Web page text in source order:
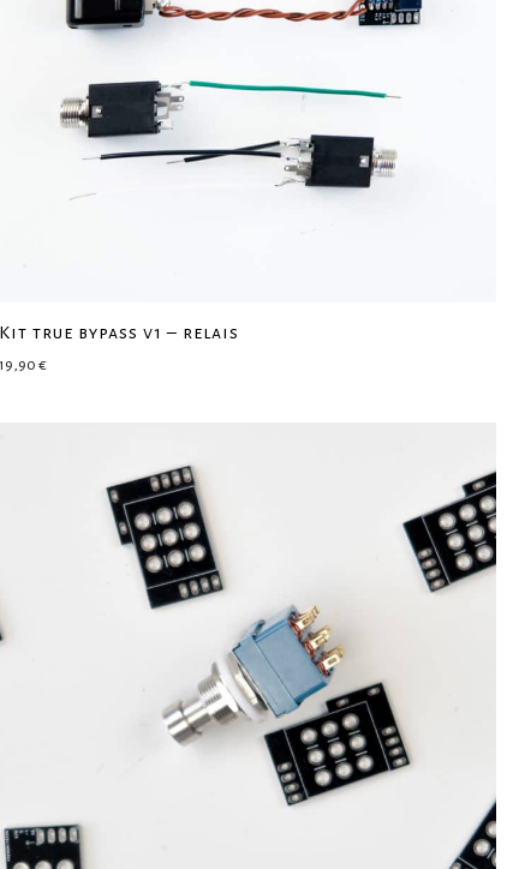
Kit true bypass v1 – relais
19,90 €